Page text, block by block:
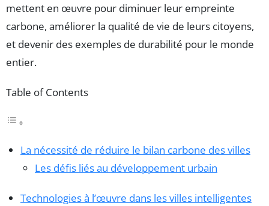
mettent en œuvre pour diminuer leur empreinte
carbone, améliorer la qualité de vie de leurs citoyens,
et devenir des exemples de durabilité pour le monde
entier.
Table of Contents
La nécessité de réduire le bilan carbone des villes
Les défis liés au développement urbain
Technologies à l’œuvre dans les villes intelligentes